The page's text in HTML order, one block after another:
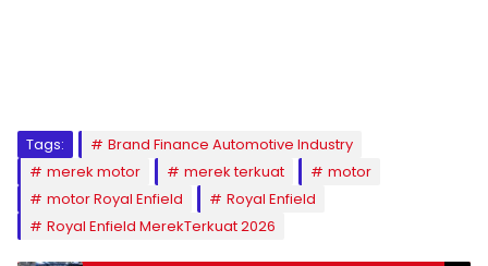
Tags:
Brand Finance Automotive Industry
merek motor
merek terkuat
motor
motor Royal Enfield
Royal Enfield
Royal Enfield MerekTerkuat 2026